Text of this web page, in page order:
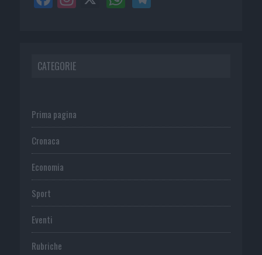
CATEGORIE
Prima pagina
Cronaca
Economia
Sport
Eventi
Rubriche